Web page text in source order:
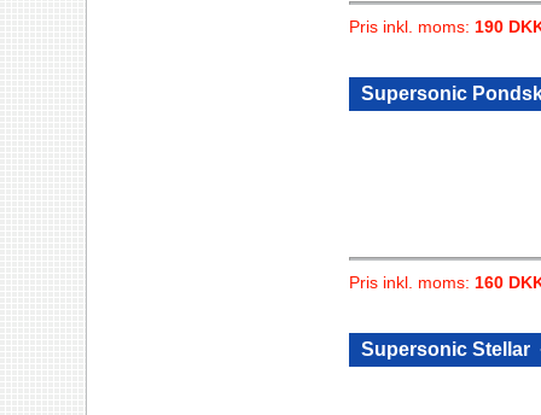
Pris inkl. moms: 190
Supersonic
Pris inkl. moms: 160
Supersonic Stellar